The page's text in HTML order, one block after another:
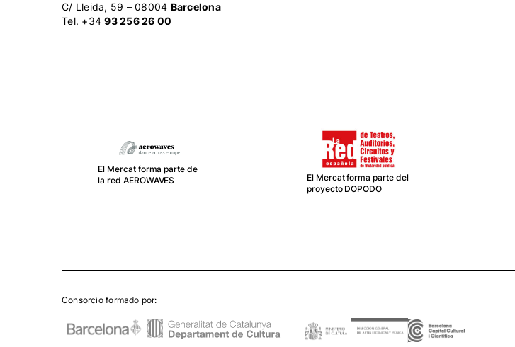
C/ Lleida, 59 – 08004 Barcelona
Tel. +3493 256 26 00
El Mercat forma parte de
la red AEROWAVES
El Mercat forma parte del
proyecto DOPODO
Consorcio formado por: